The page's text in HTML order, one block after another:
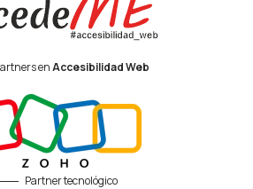
enAccesibilidad Web
Partner tecnológico